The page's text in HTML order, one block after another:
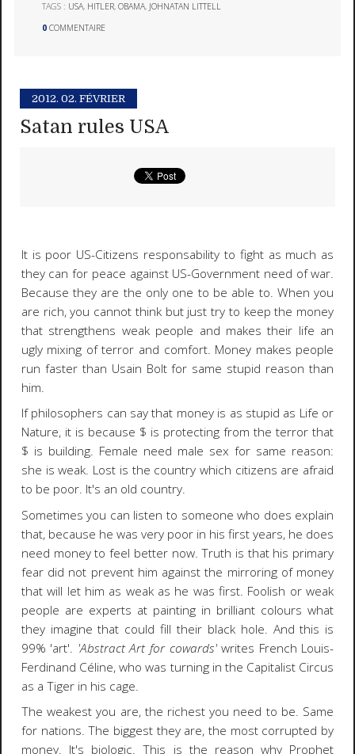
TAGS : USA, HITLER,OBAMA, JOHNATAN LITTELL
0 COMMENTAIRE
2012. 02. FÉVRIER
Satan rules USA
It is poor US-Citizens responsability to fight as much as
they can for peace against US-Government need of war.
Because they are the only one to be able to. When you
are rich, you cannot think but just try to keep the money
that strengthens weak people and makes their life an
ugly mixing of terror and comfort. Money makes people
run faster than Usain Bolt for same stupid reason than
him.
If philosophers can say that money is as stupid as Life or
Nature, it is because $ is protecting from the terror that
$ is building. Female need male sex for same reason:
she is weak. Lost is the country which citizens are afraid
to be poor. It's an old country.
Sometimes you can listen to someone who does explain
that, because he was very poor in his first years, he does
need money to feel better now. Truth is that his primary
fear did not prevent him against the mirroring of money
that will let him as weak as he was first. Foolish or weak
people are experts at painting in brilliant colours what
they imagine that could fill their black hole. And this is
99% 'art'. 'Abstract Art for cowards'writes French Louis-
Ferdinand Céline, who was turning in the Capitalist Circus
as a Tiger in his cage.
The weakest you are, the richest you need to be. Same
for nations. The biggest they are, the most corrupted by
money. It's biologic. This is the reason why Prophet